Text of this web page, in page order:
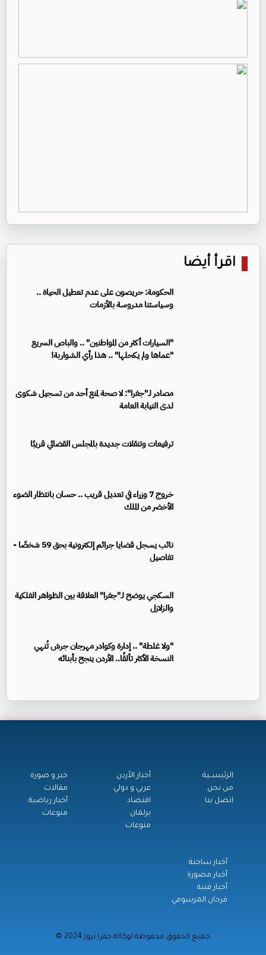
اقرأ أيضا
الحكومة: حريصون على عدم تعطيل الحياة ..
وسياستنا مدروسة بالأزمات
"السيارات أكثر من المواطنين" .. والباص السريع
"عماها ولم يكحلها" .. هذا رأي الشواربة!
مصادر لـ"جفرا": لا صحة لمنع أحد من تسجيل شكوى
لدى النيابة العامة
ترفيعات وتنقلات جديدة بالمجلس القضائي قريبًا
خروج 7 وزراء في تعديل قريب .. حسان بانتظار الضوء
الأخضر من الملك
نائب يسجل قضايا جرائم إلكترونية بحق 59 شخصًا -
تفاصيل
السكجي يوضح لـ"جفرا" العلاقة بين الظواهر الفلكية
والزلازل
"ولا غلطة" .. إدارة وكوادر مهرجان جرش تُنهي
النسخة الأكثر تألقًا.. الأردن ينجح بأبنائه
الرئيســية
من نحن
اتصل بنا
أخبار الأردن
عربي و دولي
اقتصاد
برلمان
منوعات
خبر و صورة
مقالات
أخبار رياضية
منوعات
أخبار ساخنة
أخبار مصورة
أخبار فنية
فرحان المرسومي
© جميع الحقوق محفوظة لوكالة جفرا نيوز 2024